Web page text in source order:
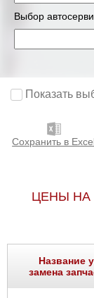
Выбор
Показать
Сохранить в
ЦЕНЫ НА
Название
замена